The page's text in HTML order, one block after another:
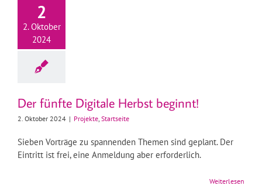
2
2. Oktober
2024
Der fünfte Digitale Herbst beginnt!
2. Oktober 2024 | Projekte, Startseite
Sieben Vorträge zu spannenden Themen sind geplant. Der
Eintritt ist frei, eine Anmeldung aber erforderlich.
Weiterlesen